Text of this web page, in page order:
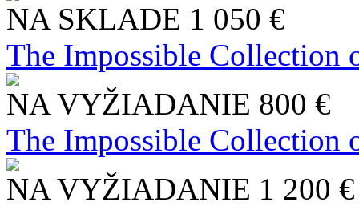
NA SKLADE 1 050 €
The Impossible Collection
NA VYŽIADANIE 800 €
The Impossible Collection
NA VYŽIADANIE 1 200 €